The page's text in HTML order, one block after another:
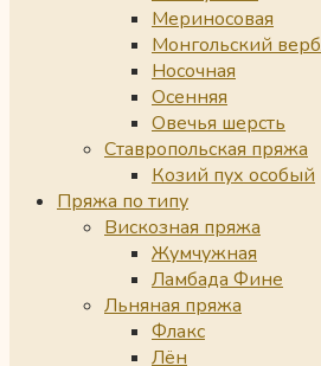
Мериносовая
Монгольский
Носочная
Осенняя
Овечья шерсть
Ставропольская пряжа
Козий пух особый
Пряжа по типу
Вискозная пряжа
Жумчужная
Ламбада Фине
Льняная пряжа
Флакс
Лён